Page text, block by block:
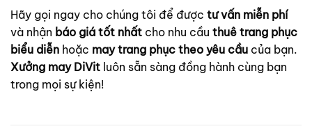
Hãy gọi ngay cho chúng tôi để được tư vấn miễn phí
và nhận báo giá tốt nhất cho nhu cầu thuê trang phục
biểu diễn hoặc may trang phục theo yêu cầu của bạn.
Xưởng may DiVit luôn sẵn sàng đồng hành cùng bạn
trong mọi sự kiện!